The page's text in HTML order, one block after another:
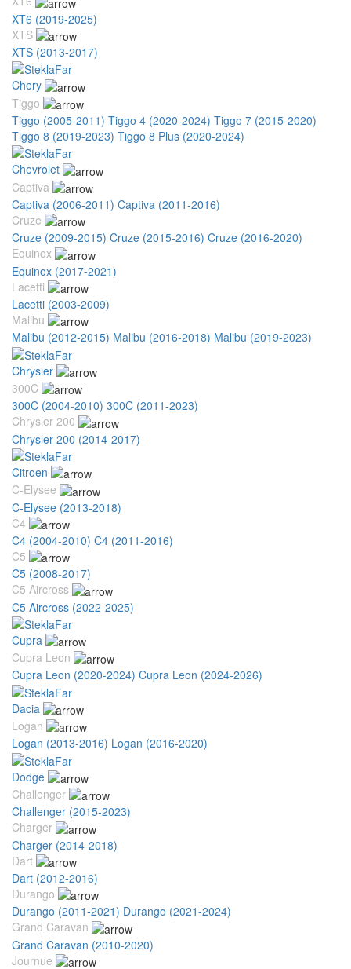
XT6 (2019-2025)
XTS
XTS (2013-2017)
Chery
Tiggo
Tiggo (2005-2011) Tiggo 4 (2020-2024) Tiggo 7 (2015-2020)
Tiggo 8 (2019-2023) Tiggo 8 Plus (2020-2024)
Chevrolet
Captiva
Captiva (2006-2011) Captiva (2011-2016)
Cruze
Cruze (2009-2015) Cruze (2015-2016) Cruze (2016-2020)
Equinox
Equinox (2017-2021)
Lacetti
Lacetti (2003-2009)
Malibu
Malibu (2012-2015) Malibu (2016-2018) Malibu (2019-2023)
Chrysler
300C
300C (2004-2010) 300C (2011-2023)
Chrysler 200
Chrysler 200 (2014-2017)
Citroen
C-Elysee
C-Elysee (2013-2018)
C4
C4 (2004-2010) C4 (2011-2016)
C5
C5 (2008-2017)
C5 Aircross
C5 Aircross (2022-2025)
Cupra
Cupra Leon
Cupra Leon (2020-2024) Cupra Leon (2024-2026)
Dacia
Logan
Logan (2013-2016) Logan (2016-2020)
Dodge
Challenger
Challenger (2015-2023)
Charger
Charger (2014-2018)
Dart
Dart (2012-2016)
Durango
Durango (2011-2021) Durango (2021-2024)
Grand Caravan
Grand Caravan (2010-2020)
Journue